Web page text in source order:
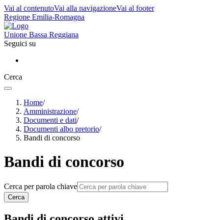
Vai al contenutoVai alla navigazioneVai al footer
Regione Emilia-Romagna
Unione Bassa Reggiana
Seguici su
Cerca
Home/
Amministrazione/
Documenti e dati/
Documenti albo pretorio/
Bandi di concorso
Bandi di concorso
Cerca per parola chiave
Cerca